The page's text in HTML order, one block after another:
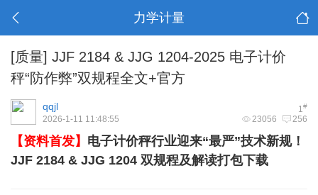
力学计量
[质量] JJF 2184 & JJG 1204-2025 电子计价
秤“防作弊”双规程全文+官方
1#
qqjl
23056 256
2026-1-11 11:48:55
【资料首发】 电子计价秤行业迎来“最严”技术新规！
JJF 2184 & JJG 1204 双规程及解读打包下载